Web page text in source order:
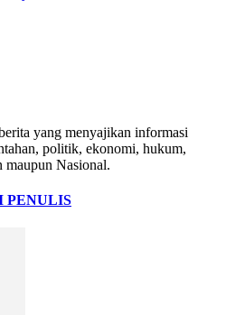
yang menyajikan informasi
politik, ekonomi, hukum,
maupun Nasional.
PENULIS